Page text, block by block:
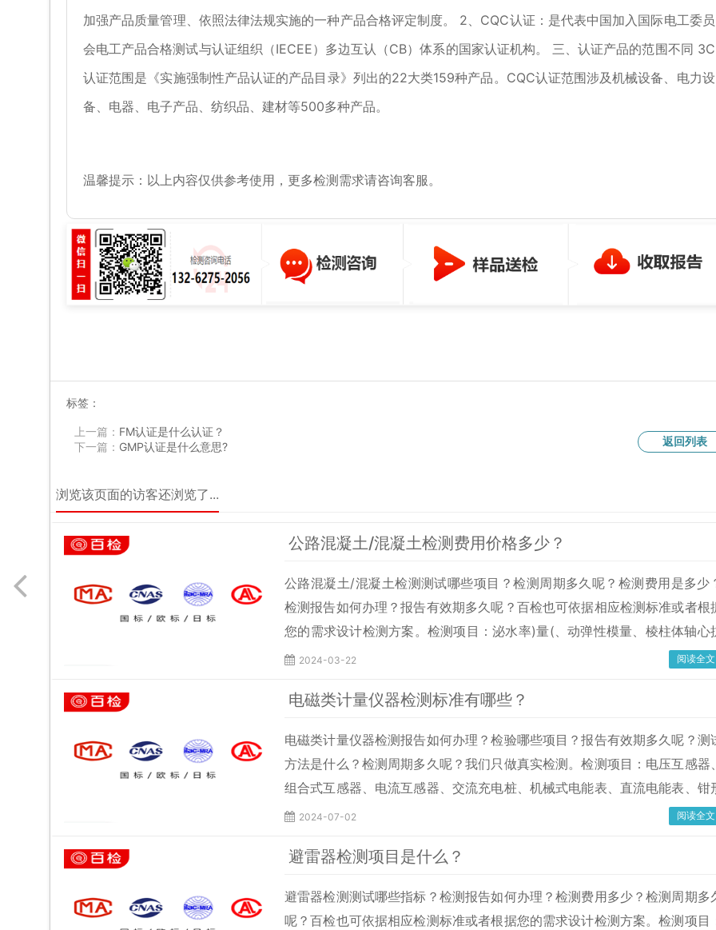
加强产品质量管理、依照法律法规实施的一种产品合格评定制度。 2、CQC认证：是代表中国加入国际电工委员
会电工产品合格测试与认证组织（IECEE）多边互认（CB）体系的国家认证机构。 三、认证产品的范围不同 3C
认证范围是《实施强制性产品认证的产品目录》列出的22大类159种产品。CQC认证范围涉及机械设备、电力设
备、电器、电子产品、纺织品、建材等500多种产品。
温馨提示：以上内容仅供参考使用，更多检测需求请咨询客服。
标签：
返回列表
上一篇： FM认证是什么认证？
下一篇： GMP认证是什么意思?
浏览该页面的访客还浏览了...
公路混凝土/混凝土检测费用价格多少？
公路混凝土/混凝土检测测试哪些项目？检测周期多久呢？检测费用是多少
检测报告如何办理？报告有效期多久呢？百检也可依据相应检测标准或者根
您的需求设计检测方案。检测项目：泌水率)量(、动弹性模量、棱柱体轴心
压强度、凝结时间、配合比设计)试验(、氯离子含量、圆柱体轴心抗压强度
维勃稠度、静力受压弹性模量、圆柱体抗压弹性模量、氯离子扩
2024-03-22 阅读全文
电磁类计量仪器检测标准有哪些？
电磁类计量仪器检测报告如何办理？检验哪些项目？报告有效期多久呢？测
方法是什么？检测周期多久呢？我们只做真实检测。检测项目：电压互感器、
组合式互感器、电流互感器、交流充电桩、机械式电能表、直流电能表、钳
电流表检定装置、交直流电流表、电压表、功率表、直流电源系统绝缘监测
多费率电能表、多功能三用表效验仪、电子式多功能电能表、汽车（
2024-07-02 阅读全文
避雷器检测项目是什么？
避雷器检测测试哪些指标？检测报告如何办理？检测费用多少？检测周期多
呢？百检也可依据相应检测标准或者根据您的需求设计检测方案。检测项目